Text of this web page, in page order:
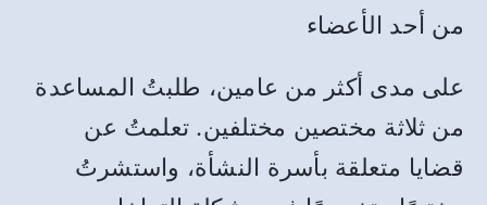
من أحد الأعضاء
على مدى أكثر من عامين، طلبتُ المساعدة
من ثلاثة مختصين مختلفين. تعلمتُ عن
قضايا متعلقة بأسرة النشأة، واستشرتُ